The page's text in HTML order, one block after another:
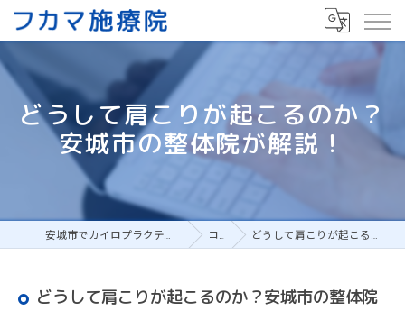
どうして肩こりが起こるのか？
安城市の整体院が解説！
安城市でカイロプラクティックの整体ならフカマ施療院 コラム どうして肩こりが起こるのか？安城市の整体院が解説！
どうして肩こりが起こるのか？安城市の整体院